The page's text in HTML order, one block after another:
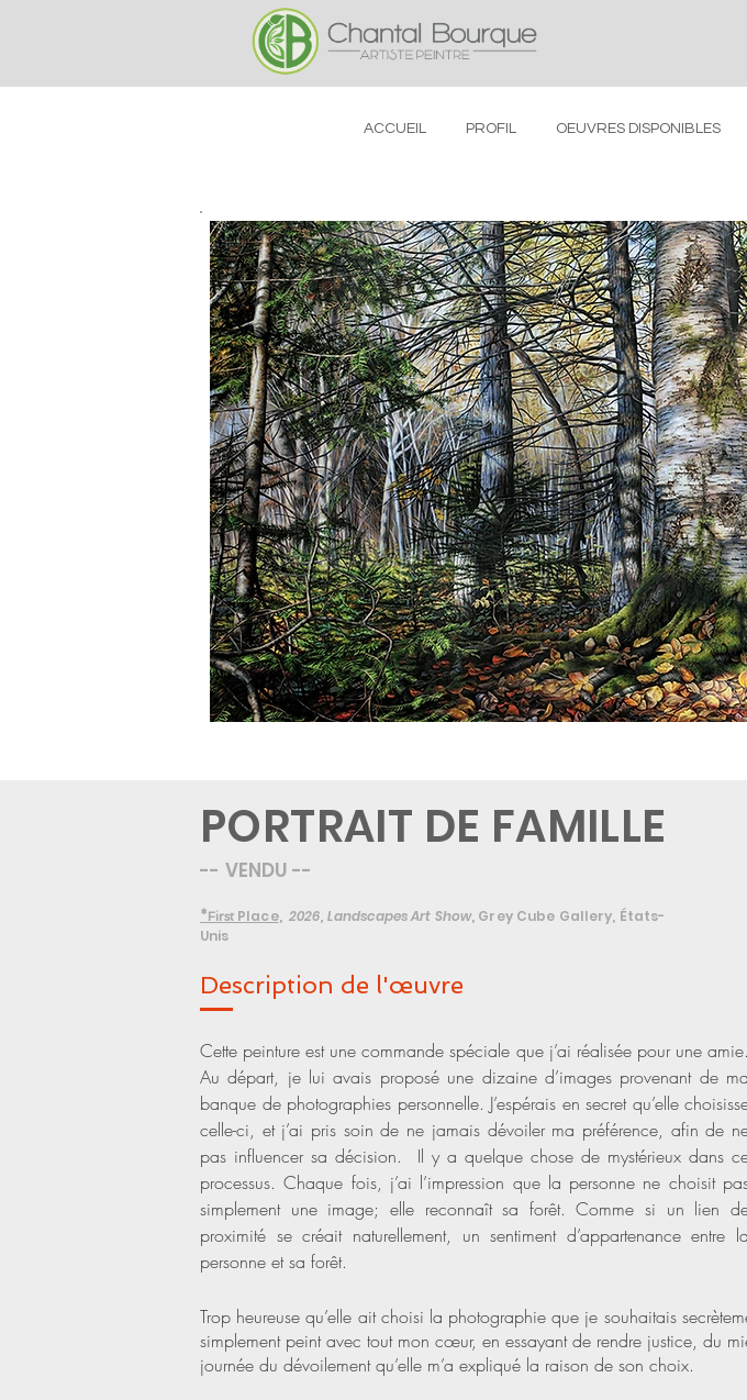
ACCUEIL PROFIL OEUVRES DISPONIBLES
PORTRAIT DE FAMILLE
-- VENDU --
*First Place, 2026, Landscapes Art Show, Grey Cube Gallery, États-
Unis
Description de l'œuvre
Cette peinture est une commande spéciale que j’ai réalisée pour une amie.
Au départ, je lui avais proposé une dizaine d’images provenant de ma
banque de photographies personnelle. J’espérais en secret qu’elle
celle-ci, et j’ai pris soin de ne jamais dévoiler ma préférence, afin de
pas influencer sa décision. Il y a quelque chose de mystérieux dans
processus. Chaque fois, j’ai l’impression que la personne ne choisit
simplement une image; elle reconnaît sa forêt. Comme si un lien
proximité se créait naturellement, un sentiment d’appartenance entre la
personne et sa forêt.
Trop heureuse qu’elle ait choisi la photographie que je souhaitais
simplement peint avec tout mon cœur, en essayant de rendre justice, du
journée du dévoilement qu’elle m’a expliqué la raison de son choix.